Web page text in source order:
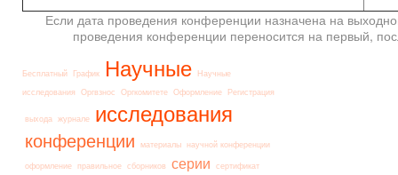
Если дата проведения конференции назначена на
проведения конференции переносится на первый,
Бесплатный График Научные Научные
исследования Оргвзнос Оргкомитете Оформление Регистрация
выхода журнале исследования
конференции материалы научной конференции
оформление правильное сборников серии сертификат